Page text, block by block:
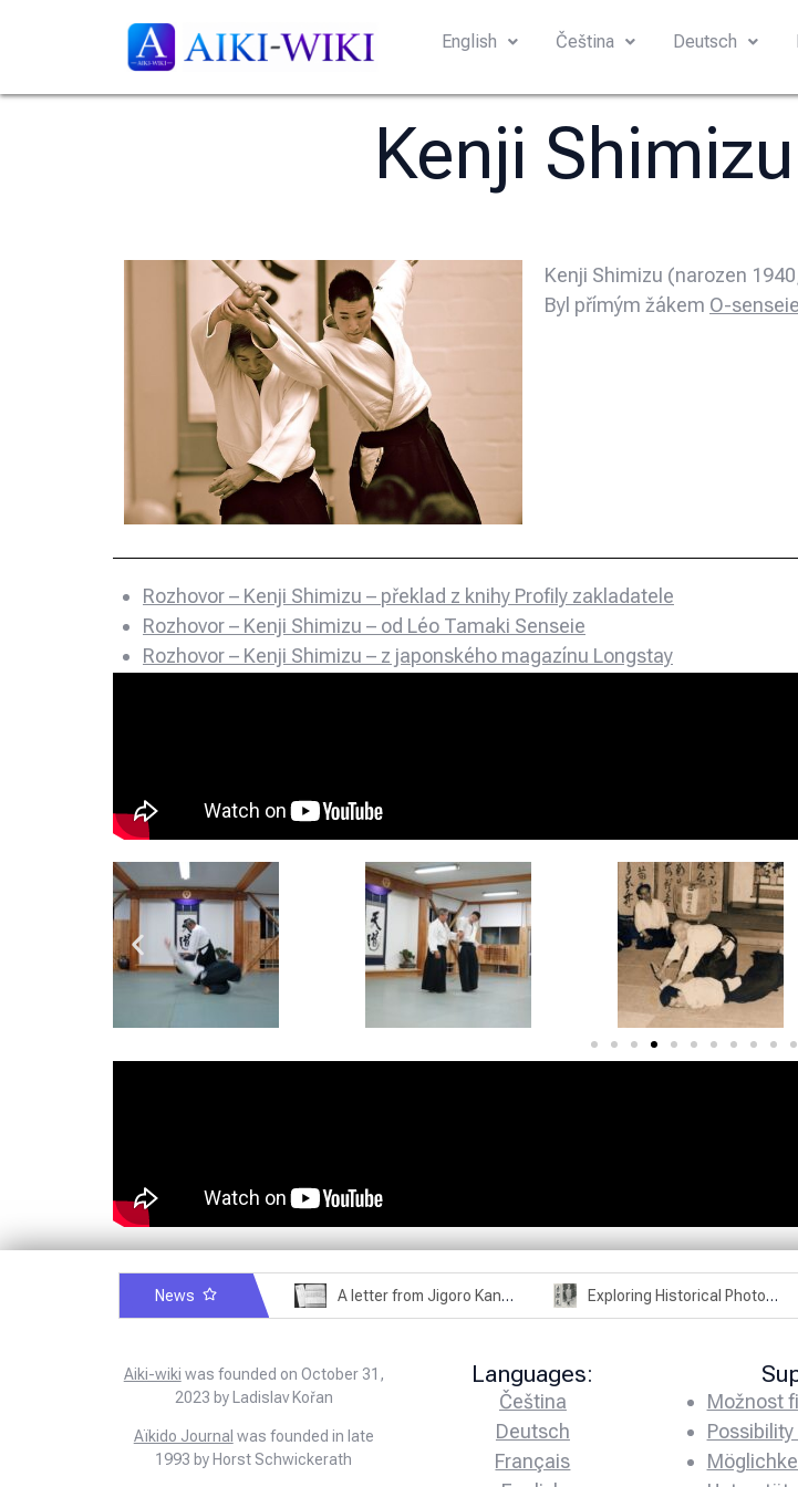
English Čeština Deutsch
Kenji
Kenji Shimizu (narozen
Byl přímým žákem O-senseie
Rozhovor – Kenji Shimizu – překlad z knihy Profily zakladatele
Rozhovor – Kenji Shimizu – od Léo Tamaki Senseie
Rozhovor – Kenji Shimizu – z japonského magazínu Longstay
News A letter from Jigoro Kano to Moritaka Ueshiba Exploring Historical Photos – Kisshomaru Ueshiba and calligraphy
Aiki-wiki was founded on October 31,
2023 by Ladislav Kořan
Aïkido Journal was founded in late
1993 by Horst Schwickerath
Languages:
Čeština
Deutsch
Français
Možnost